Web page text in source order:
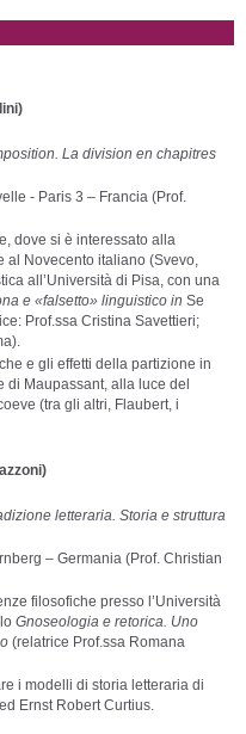
La division en chapitres
- Paris 3 – Francia (Prof.
dove si è interessato alla
al Novecento italiano (Svevo,
all’Università di Pisa, con una
e «falsetto» linguistico in Se
Prof.ssa Cristina Savettieri;
e gli effetti della partizione in
Maupassant, alla luce del
(tra gli altri, Flaubert, i
letteraria. Storia e struttura
– Germania (Prof. Christian
filosofiche presso l’Università
Gnoseologia e retorica. Uno
(relatrice Prof.ssa Romana
i modelli di storia letteraria di
Ernst Robert Curtius.